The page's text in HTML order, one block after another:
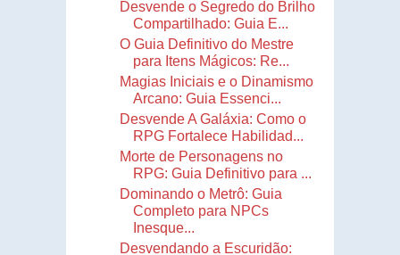
Desvende o Segredo do Brilho
Compartilhado: Guia E...
O Guia Definitivo do Mestre
para Itens Mágicos: Re...
Magias Iniciais e o Dinamismo
Arcano: Guia Essenci...
Desvende A Galáxia: Como o
RPG Fortalece Habilidad...
Morte de Personagens no
RPG: Guia Definitivo para ...
Dominando o Metrô: Guia
Completo para NPCs
Inesque...
Desvendando a Escuridão: